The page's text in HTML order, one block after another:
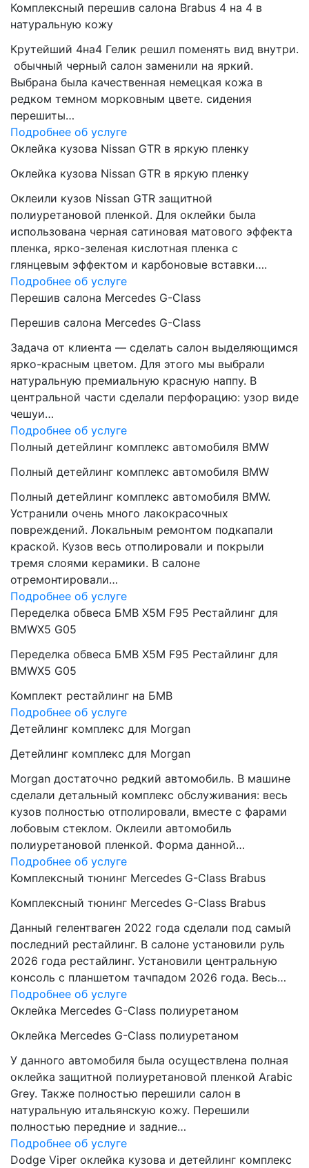
Комплексный перешив салона Brabus 4 на 4 в
натуральную кожу
Крутейший 4на4 Гелик решил поменять вид внутри.
обычный черный салон заменили на яркий.
Выбрана была качественная немецкая кожа в
редком темном морковным цвете. сидения
перешиты…
Подробнее об услуге
Оклейка кузова Nissan GTR в яркую пленку
Оклейка кузова Nissan GTR в яркую пленку
Оклеили кузов Nissan GTR защитной
полиуретановой пленкой. Для оклейки была
использована черная сатиновая матового эффекта
пленка, ярко-зеленая кислотная пленка с
глянцевым эффектом и карбоновые вставки….
Подробнее об услуге
Перешив салона Mercedes G-Class
Перешив салона Mercedes G-Class
Задача от клиента — сделать салон выделяющимся
ярко-красным цветом. Для этого мы выбрали
натуральную премиальную красную наппу. В
центральной части сделали перфорацию: узор виде
чешуи…
Подробнее об услуге
Полный детейлинг комплекс автомобиля BMW
Полный детейлинг комплекс автомобиля BMW
Полный детейлинг комплекс автомобиля BMW.
Устранили очень много лакокрасочных
повреждений. Локальным ремонтом подкапали
краской. Кузов весь отполировали и покрыли
тремя слоями керамики. В салоне
отремонтировали…
Подробнее об услуге
Переделка обвеса БМВ Х5М F95 Рестайлинг для
BMWX5 G05
Переделка обвеса БМВ Х5М F95 Рестайлинг для
BMWX5 G05
Комплект рестайлинг на БМВ
Подробнее об услуге
Детейлинг комплекс для Morgan
Детейлинг комплекс для Morgan
Morgan достаточно редкий автомобиль. В машине
сделали детальный комплекс обслуживания: весь
кузов полностью отполировали, вместе с фарами
лобовым стеклом. Оклеили автомобиль
полиуретановой пленкой. Форма данной…
Подробнее об услуге
Комплексный тюнинг Mercedes G-Class Brabus
Комплексный тюнинг Mercedes G-Class Brabus
Данный гелентваген 2022 года сделали под самый
последний рестайлинг. В салоне установили руль
2026 года рестайлинг. Установили центральную
консоль с планшетом тачпадом 2026 года. Весь…
Подробнее об услуге
Оклейка Mercedes G-Class полиуретаном
Оклейка Mercedes G-Class полиуретаном
У данного автомобиля была осуществлена полная
оклейка защитной полиуретановой пленкой Arabic
Grey. Также полностью перешили салон в
натуральную итальянскую кожу. Перешили
полностью передние и задние…
Подробнее об услуге
Dodge Viper оклейка кузова и детейлинг комплекс